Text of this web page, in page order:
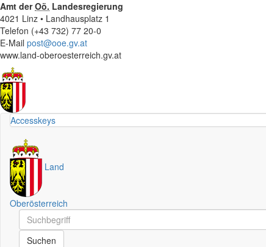
Amt derOö. Landesregierung
4021 Linz • Landhausplatz 1
Telefon (+43 732) 77 20-0
E-Mail post@ooe.gv.at
www.land-oberoesterreich.gv.at
Accesskeys
Land
Oberösterreich
Schnellsuche
Schnellsuche
Suchen